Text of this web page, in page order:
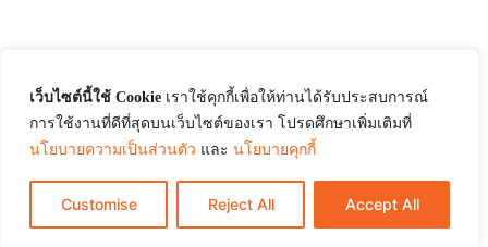
เว็บไซต์นี้ใช้ Cookie เราใช้คุกกี้เพื่อให้ท่านได้รับประสบการณ์
การใช้งานที่ดีที่สุดบนเว็บไซต์ของเรา โปรดศึกษาเพิ่มเติมที่
นโยบายความเป็นส่วนตัว และ นโยบายคุกกี้
Customise Reject All Accept All